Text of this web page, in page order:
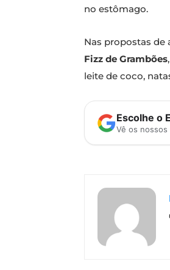
no estômago.
Nas propostas de
Fizz de Grambões
leite de coco,
Escolhe o
Vê os